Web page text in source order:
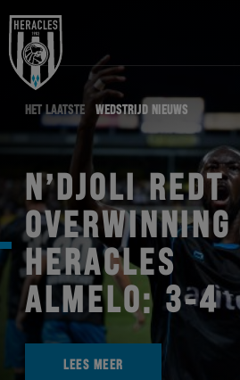
HET LAATSTE WEDSTRIJD NIEUWS
N’DJOLI REDT
OVERWINNING
HERACLES
ALMELO: 3-4
LEES MEER